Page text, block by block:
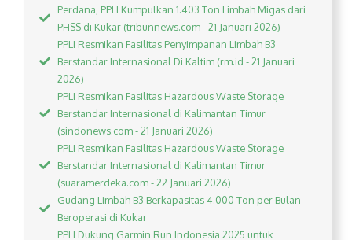
Perdana, PPLI Kumpulkan 1.403 Ton Limbah Migas dari
PHSS di Kukar (tribunnews.com - 21 Januari 2026)
PPLI Resmikan Fasilitas Penyimpanan Limbah B3
Berstandar Internasional Di Kaltim (rm.id - 21 Januari
2026)
PPLI Resmikan Fasilitas Hazardous Waste Storage
Berstandar Internasional di Kalimantan Timur
(sindonews.com - 21 Januari 2026)
PPLI Resmikan Fasilitas Hazardous Waste Storage
Berstandar Internasional di Kalimantan Timur
(suaramerdeka.com - 22 Januari 2026)
Gudang Limbah B3 Berkapasitas 4.000 Ton per Bulan
Beroperasi di Kukar
PPLI Dukung Garmin Run Indonesia 2025 untuk